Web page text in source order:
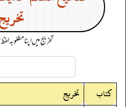
تخریج میں اپنا مطلوبہ
کتاب
تخریج